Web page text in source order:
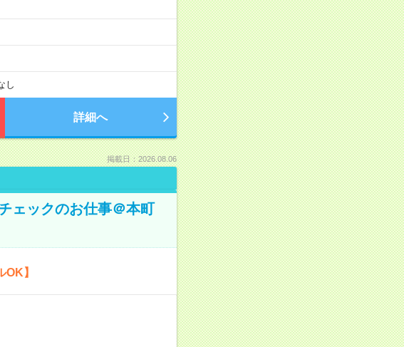
し
詳細へ
掲載日：2026.08.06
ェックのお仕事＠本町
】